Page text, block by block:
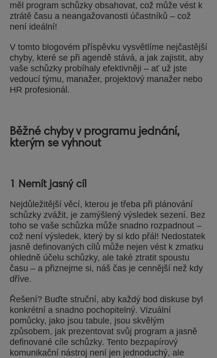
měl program schůzky obsahovat, což může vést k
ztrátě času a neangažovanosti účastníků – což
není ideální!
V tomto blogovém příspěvku vysvětlíme nejčastější
chyby, které se při agendě stává, a jak zajistit, aby
vaše schůzky probíhaly efektivněji – ať už jste
vedoucí týmu, manažer, projektový manažer nebo
HR profesionál.
Běžné chyby v programu jednání,
kterým se vyhnout
1 Nemít jasný cíl
Nejdůležitější věcí, kterou je třeba při plánování
schůzky zvážit, je zamýšlený výsledek sezení. Bez
toho se vaše schůzka může snadno rozpadnout –
což není výsledek, který by si kdo přál! Nedostatek
jasně definovaných cílů může nejen vést k zmatku
ohledně účelu schůzky, ale také ztratit spoustu
času – a přiznejme si, náš čas je cennější než kdy
dříve.
Řešení? Buďte struční, aby každý bod diskuse byl
konkrétní a snadno pochopitelný. Vizuální
pomůcky, jako jsou tabule, jsou skvělým
způsobem, jak prezentovat svůj program a jasně
definované cíle schůzky. Tento bezpapírový
komunikační nástroj není jen jednoduchý, ale